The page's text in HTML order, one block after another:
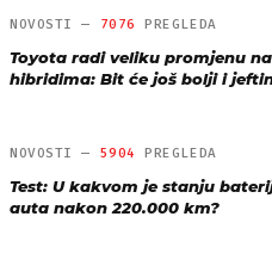
NOVOSTI — 7076 PREGLEDA
Toyota radi veliku promjenu
hibridima: Bit će još bolji i
NOVOSTI — 5904 PREGLEDA
Test: U kakvom je stanju
auta nakon 220.000 km?